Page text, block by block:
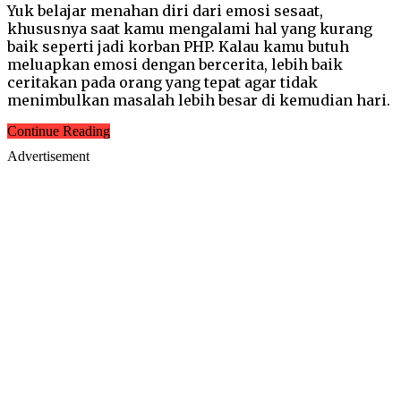
Yuk belajar menahan diri dari emosi sesaat,
khususnya saat kamu mengalami hal yang kurang
baik seperti jadi korban PHP. Kalau kamu butuh
meluapkan emosi dengan bercerita, lebih baik
ceritakan pada orang yang tepat agar tidak
menimbulkan masalah lebih besar di kemudian hari.
Continue Reading
Advertisement